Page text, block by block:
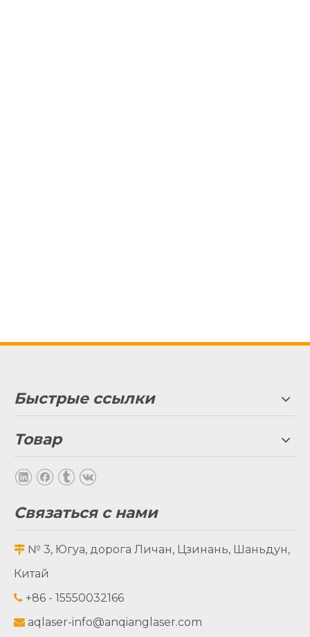
Быстрые ссылки
Товар
Связаться с нами
 № 3, Югуа, дорога Личан, Цзинань, Шаньдун,
Китай
 +86 - 15550032166
 aqlaser-info@anqianglaser.com